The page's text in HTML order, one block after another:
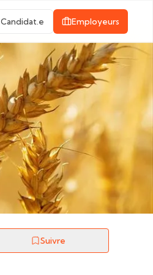
Candidat.e Employeurs
Suivre